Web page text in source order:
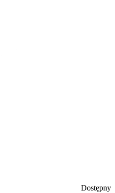
Dostępny